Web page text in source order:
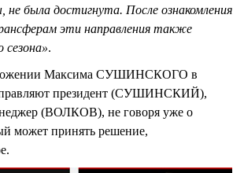
была достигнута. После ознакомления
эти направления также
сезона».
Максима СУШИНСКОГО в
президент (СУШИНСКИЙ),
(ВОЛКОВ), не говоря уже о
может принять решение,